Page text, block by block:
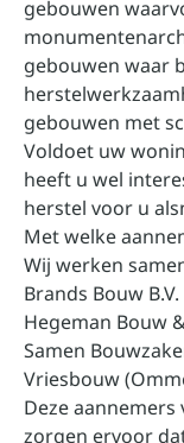
gebouwen
gebouwen waar
gebouwen met
Voldoet uw
heeft u wel
herstel voor u
Met welke
Wij werken
Brands Bouw B.V.
Hegeman Bouw
Samen
Vriesbouw
Deze
zorgen ervoor